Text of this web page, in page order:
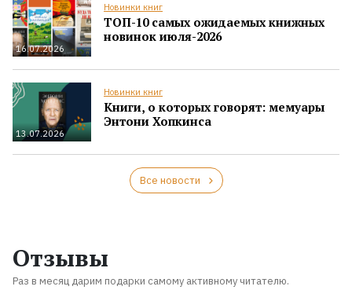
16.07.2026
Новинки книг
ТОП-10 самых ожидаемых книжных
новинок июля-2026
13.07.2026
Новинки книг
Книги, о которых говорят: мемуары
Энтони Хопкинса
Все новости
Отзывы
Раз в месяц дарим подарки самому активному читателю.